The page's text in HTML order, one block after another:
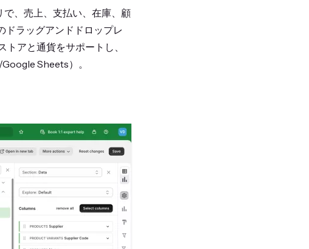
、売上、支払い、在庫、顧
ドラッグアンドドロップレ
アと通貨をサポートし、
Sheets）。